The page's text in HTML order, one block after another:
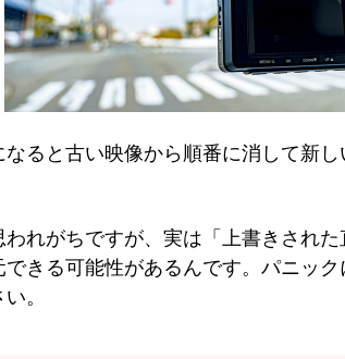
ると古い映像から順番に消して新
われがちですが、実は「上書きされ
きる可能性があるんです。パニック
。